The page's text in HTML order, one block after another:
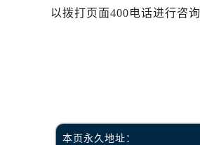
以拨打页面400电话进行咨
本页永久地址：